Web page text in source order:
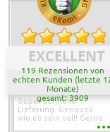
EXCELLENT
119 Rezensionen von
echten Kunden (letzte
Monate)
gesamt: 3909
Super schnelle
Lieferung. Genauso
wie es sein soll! Gerne
wieder wenn ich was